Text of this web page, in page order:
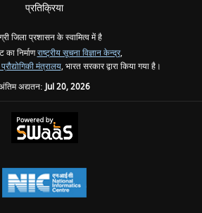
प्रतिक्रिया
जिला प्रशासन के स्वामित्व में है
निर्माणराष्ट्रीय सूचना विज्ञान केन्द्र,
मंत्रालय, भारत सरकार द्वारा किया गया है।
अद्यतन:Jul 20, 2026